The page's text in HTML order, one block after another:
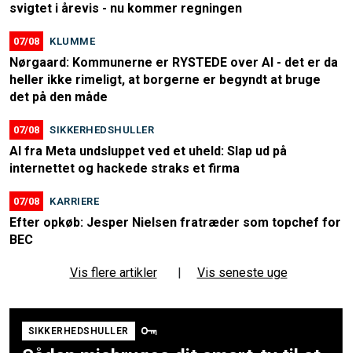
svigtet i årevis - nu kommer regningen
07/08 KLUMME
Nørgaard: Kommunerne er RYSTEDE over AI - det er da
heller ikke rimeligt, at borgerne er begyndt at bruge
det på den måde
07/08 SIKKERHEDSHULLER
AI fra Meta undsluppet ved et uheld: Slap ud på
internettet og hackede straks et firma
07/08 KARRIERE
Efter opkøb: Jesper Nielsen fratræder som topchef for
BEC
Vis flere artikler | Vis seneste uge
SIKKERHEDSHULLER